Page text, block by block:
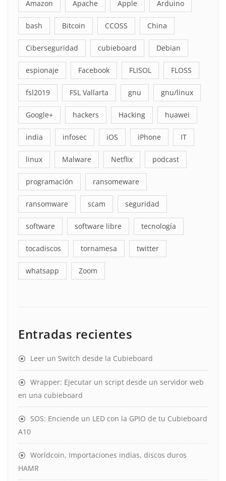
Amazon Apache Apple Arduino
bash Bitcoin CCOSS China
Ciberseguridad cubieboard Debian
espionaje Facebook FLISOL FLOSS
fsl2019 FSL Vallarta gnu gnu/linux
Google+ hackers Hacking huawei
india infosec iOS iPhone IT
linux Malware Netflix podcast
programación ransomeware
ransomware scam seguridad
software software libre tecnología
tocadiscos tornamesa twitter
whatsapp Zoom
Entradas recientes
Leer un Switch desde la Cubieboard
Wrapper: Ejecutar un script desde un servidor web
en una cubieboard
SOS: Enciende un LED con la GPIO de tu Cubieboard
A10
Worldcoin, Importaciones indias, discos duros
HAMR